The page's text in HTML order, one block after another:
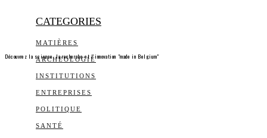
CATEGORIES
MATIÈRES
ARCHEOLOGIE
INSTITUTIONS
ENTREPRISES
POLITIQUE
SANTÉ
Découvrez la science, la recherche et l’innovation "made in Belgium"